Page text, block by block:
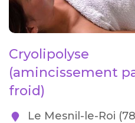
Cryolipolyse
(amincissement
froid)
Le Mesnil-le-Roi